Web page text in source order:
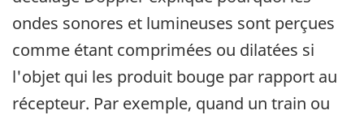
ondes sonores et lumineuses sont perçues
comme étant comprimées ou dilatées si
l'objet qui les produit bouge par rapport au
récepteur. Par exemple, quand un train ou